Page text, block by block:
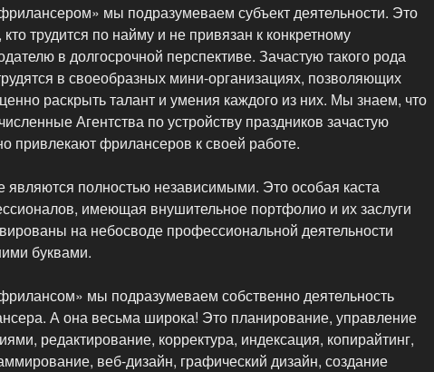
мы подразумеваем субъект деятельности. Это
кто трудится по найму и не привязан к конкретному
в долгосрочной перспективе. Зачастую такого рода
в своеобразных мини-организациях, позволяющих
раскрыть талант и умения каждого из них. Мы знаем, что
Агентства по устройству праздников зачастую
привлекают фрилансеров к своей работе.
являются полностью независимыми. Это особая каста
имеющая внушительное портфолио и их заслуги
на небосводе профессиональной деятельности
буквами.
мы подразумеваем собственно деятельность
А она весьма широка! Это планирование, управление
редактирование, корректура, индексация, копирайтинг,
веб-дизайн, графический дизайн, создание